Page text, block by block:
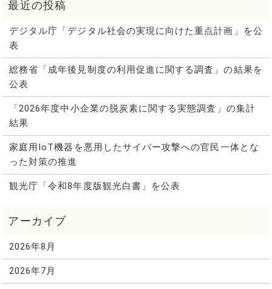
デジタル庁「デジタル社会の実現に向けた重点計画」を公
表
総務省「成年後見制度の利用促進に関する調査」の結果を
公表
「2026年度中小企業の脱炭素に関する実態調査」の集計
結果
家庭用IoT機器を悪用したサイバー攻撃への官民一体とな
った対策の推進
観光庁「令和8年度版観光白書」を公表
2026年8月
2026年7月